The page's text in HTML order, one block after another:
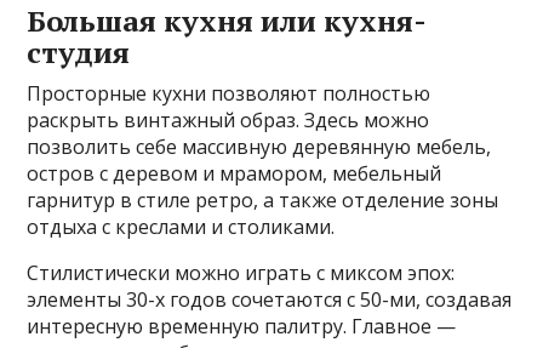
Большая кухня или кухня-
студия
Просторные кухни позволяют полностью
раскрыть винтажный образ. Здесь можно
позволить себе массивную деревянную мебель,
остров с деревом и мрамором, мебельный
гарнитур в стиле ретро, а также отделение зоны
отдыха с креслами и столиками.
Стилистически можно играть с миксом эпох:
элементы 30-х годов сочетаются с 50-ми, создавая
интересную временную палитру. Главное —